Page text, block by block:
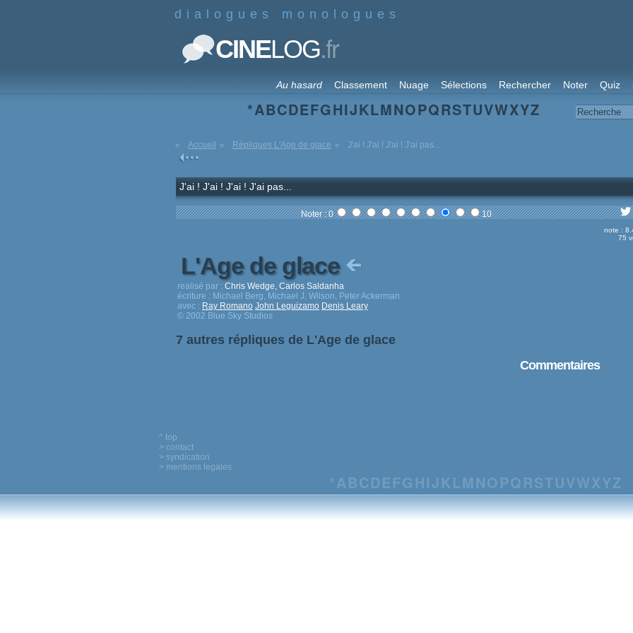
dialogues monologues
CINELOG.fr
Au hasard Classement Nuage Sélections Rechercher Noter Quiz
*ABCDEFGHIJKLMNOPQRSTUVWXYZ
Accueil Répliques L'Age de glace J'ai ! J'ai ! J'ai ! J'ai pas...
J'ai ! J'ai ! J'ai ! J'ai pas...
Noter : 0 10
note :
75
L'Age de glace
realisé par : Chris Wedge, Carlos Saldanha
écriture : Michael Berg, Michael J. Wilson, Peter Ackerman
avec : Ray Romano John Leguizamo Denis Leary
© 2002 Blue Sky Studios
7 autres répliques de L'Age de glace
Commentaires
^ top
> contact
> syndication
> mentions legales
*ABCDEFG HIJ KLM NO PQRSTUVWXYZ